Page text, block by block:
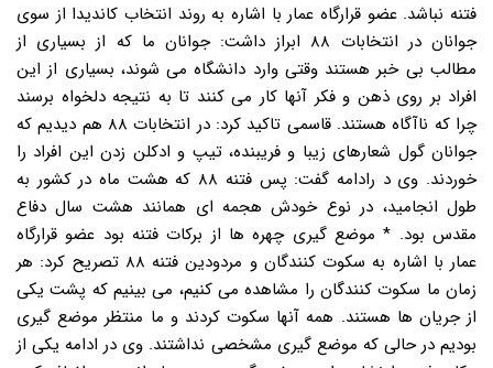
فتنه نباشد. عضو قرارگاه عمار با اشاره به روند انتخاب کاندیدا از سوی
جوانان در انتخابات ۸۸ ابراز داشت: جوانان ما که از بسیاری از
مطالب بی خبر هستند وقتی وارد دانشگاه می شوند، بسیاری از این
افراد بر روی ذهن و فکر آنها کار می کنند تا به نتیجه دلخواه برسند
چرا که ناآگاه هستند. قاسمی تاکید کرد: در انتخابات ۸۸ هم دیدیم که
جوانان گول شعارهای زیبا و فریبنده، تیپ و ادکلن زدن این افراد را
خوردند. وی د رادامه گفت: پس فتنه ۸۸ که هشت ماه در کشور به
طول انجامید، در نوع خودش هجمه ای همانند هشت سال دفاع
مقدس بود. * موضع گیری چهره ها از برکات فتنه بود عضو قرارگاه
عمار با اشاره به سکوت کنندگان و مردودین فتنه ۸۸ تصریح کرد: هر
زمان ما سکوت کنندگان را مشاهده می کنیم، می بینیم که پشت یکی
از جریان ها هستند. همه آنها سکوت کردند و ما منتظر موضع گیری
بودیم در حالی که موضع گیری مشخصی نداشتند. وی در ادامه یکی از